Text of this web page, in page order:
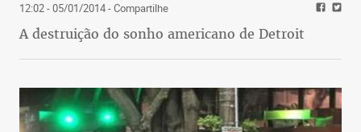
12:02 - 05/01/2014- Compartilhe
A destruição do sonho americano de Detroit